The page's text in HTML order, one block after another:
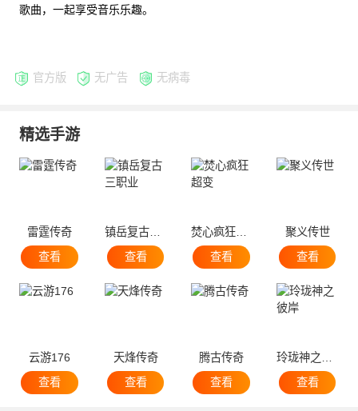
歌曲，一起享受音乐乐趣。
官方版 无广告 无病毒
精选手游
雷霆传奇
查看
查看
焚心疯狂超变
查看
聚义传世
查看
云游176
查看
天烽传奇
查看
腾古传奇
查看
查看